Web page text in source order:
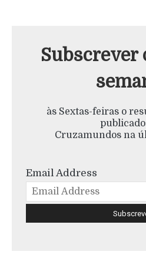
Subscrever
às Sextas-feiras o
Cruzamundos na
Email Address